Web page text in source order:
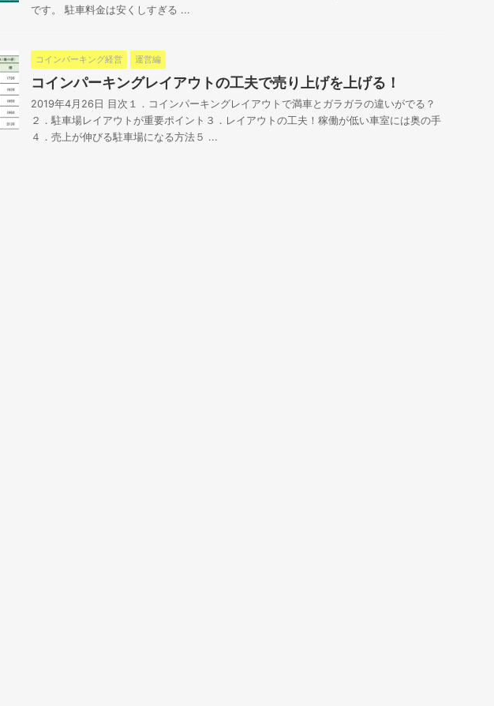
です。 駐車料金は安くしすぎる ...
コインパーキング経営 運営編
コインパーキングレイアウトの工夫で売り上げを上げる！
2019年4月26日 目次１．コインパーキングレイアウトで満車とガラガラの違いがでる？
２．駐車場レイアウトが重要ポイント３．レイアウトの工夫！稼働が低い車室には奥の手
４．売上が伸びる駐車場になる方法５ ...